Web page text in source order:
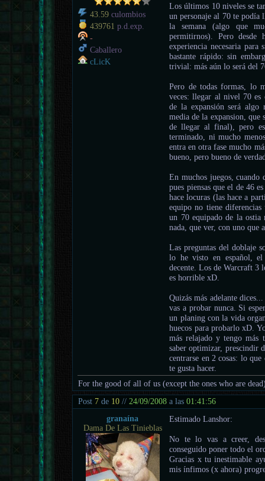
43.59 culombios
439761 p.d.exp.
-
Caballero
cLicK
Los últimos 10 niveles se
un personaje al 70 te podía
la semana (algo que
permitirnos). Pero desde
experiencia necesaria
bastante rápido: sin
trivial: más aún lo será del
Pero de todas formas, lo
veces: llegar al nivel 70
de la expansión será algo
media de la expansion, que
de llegar al final), pero
terminado, ni mucho
entra en otra fase mucho
bueno, pero bueno de
En muchos juegos,
pues piensas que el de 46
hace locuras (las hace a
equipo no tiene
un 70 equipado de la ostia
nada, que ver, con uno que
Las preguntas del doblaje
lo he visto en español,
decente. Los de Warcraft 3
es horrible xD.
Quizás más adelante
vas a probar nunca. Si
un planing con la vida
huecos para probarlo xD.
más relajado y tengo más
saber optimizar, prescindir
centrarse en 2 cosas: lo
te gusta hacer.
For the good of all of us (except the ones who are
Post 7 de 10 //24/09/2008 a las01:41:56
granaína
Dama De Las Tinieblas
Estimado Lanshor:
No te lo vas a creer,
conseguido poner todo el
Gracias x tu inestimable
mis ínfimos (x ahora)